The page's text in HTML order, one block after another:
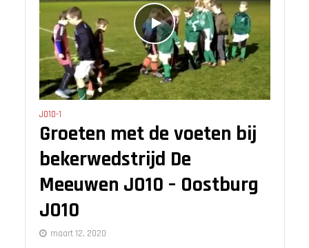
JO10-1
Groeten met de voeten bij
bekerwedstrijd De
Meeuwen JO10 – Oostburg
JO10
maart 12, 2020